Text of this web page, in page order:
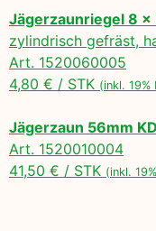
Jägerzaunriegel 8 x
zylindrisch gefräst,
Art. 1520060005
4,80 € / STK (inkl. 19%
Jägerzaun 56mm
Art. 1520010004
41,50 € / STK (inkl.